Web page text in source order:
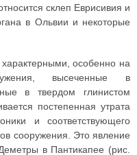
склеп Еврисивия и
в Ольвии и некоторые
особенно на
высеченные в
в твердом глинистом
постепенная утрата
и соответствующего
сооружения. Это явление
в Пантикапее (рис.